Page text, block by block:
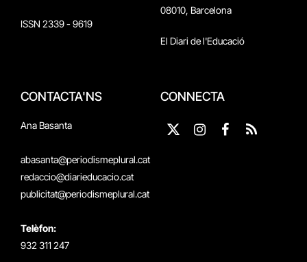
ISSN 2339 - 9619
08010, Barcelona
El Diari de l'Educació
CONTACTA'NS
Ana Basanta
abasanta@periodismeplural.cat
redaccio@diarieducacio.cat
publicitat@periodismeplural.cat
Telèfon:
932 311 247
CONNECTA
X
Instagram
Facebook
RSS